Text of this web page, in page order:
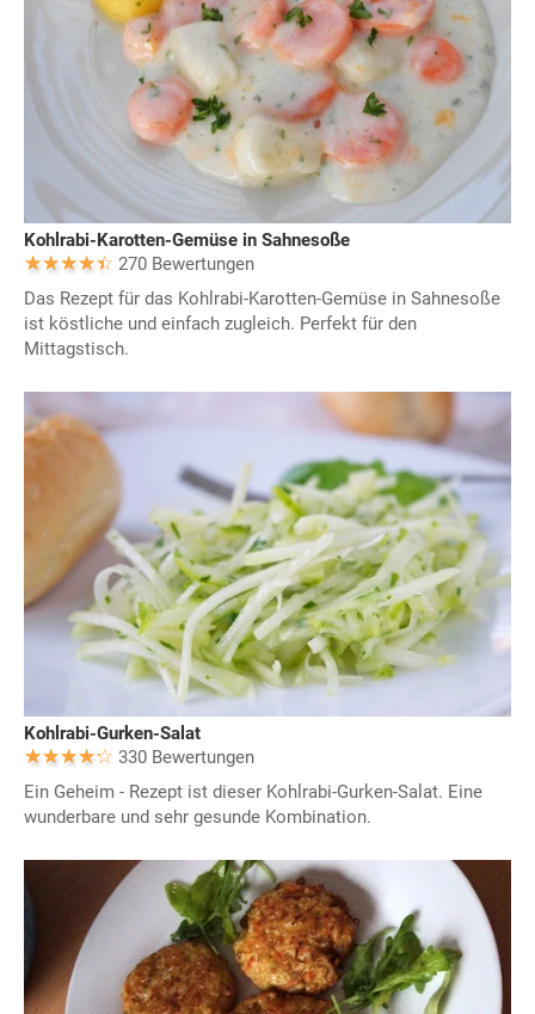
Kohlrabi-Karotten-Gemüse in Sahnesoße
270 Bewertungen
Das Rezept für das Kohlrabi-Karotten-Gemüse in Sahnesoße
ist köstliche und einfach zugleich. Perfekt für den
Mittagstisch.
Kohlrabi-Gurken-Salat
330 Bewertungen
Ein Geheim - Rezept ist dieser Kohlrabi-Gurken-Salat. Eine
wunderbare und sehr gesunde Kombination.